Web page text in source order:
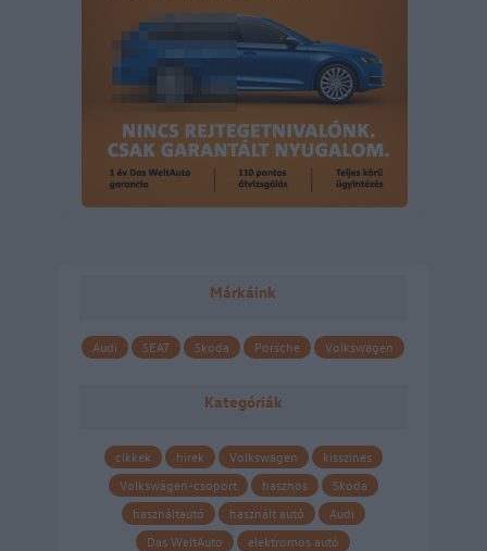
Márkáink
Audi SEAT Skoda Porsche Volkswagen
Kategóriák
cikkek hirek Volkswagen
kisszines
Volkswagen-csoport
hasznos
Skoda
használtautó
használt autó
Audi
Das WeltAuto
elektromos autó